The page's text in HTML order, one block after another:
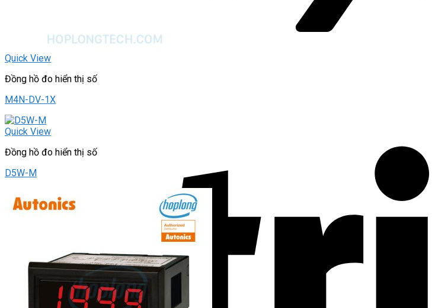
Quick View
Đồng hồ đo hiển thị số
M4N-DV-1X
Quick View
Đồng hồ đo hiển thị số
D5W-M